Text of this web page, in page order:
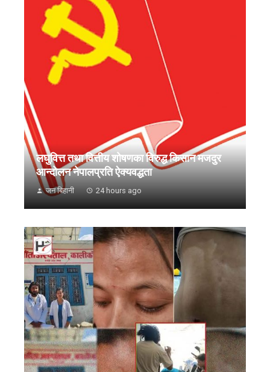
लघुवित्त तथा वित्तीय शोषणका विरुद्ध किसान मजदुर
आन्दोलन नेपालप्रति ऐक्यवद्धता
जन बिहानी 24 hours ago